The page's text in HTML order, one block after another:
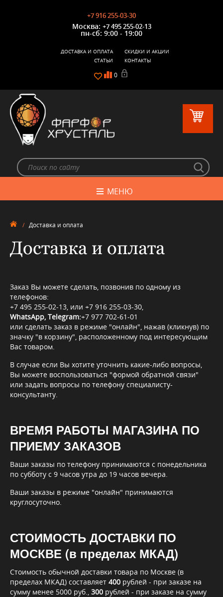
+7 916 255-03-30
Москва: +7 495 255-02-13
пн-сб: 9:00 - 19:00
0
ДОСТАВКА И ОПЛАТА
СКИДКИ И АКЦИИ
СТАТЬИ
КОНТАКТЫ
МЕНЮ
/ Доставка и оплата
Доставка и оплата
Заказ Вы можете сделать, позвонив по одному из
телефонов:
+7 495 255-02-13, или +7 916 255-03-30,
WhatsApp, Telegram:+7 977 702-61-01
или сделать заказ в режиме "онлайн", нажав (кликнув) по
значку "в корзину", расположенному под интересующим
Вас товаром.
В случае если Вы хотите уточнить какие-либо вопросы,
Вы можете воспользоваться "формой обратной связи"
или задать вопросы по телефону специалисту-
консультанту.
ВРЕМЯ РАБОТЫ МАГАЗИНА ПО
ПРИЕМУ ЗАКАЗОВ
Ваши заказы по телефону принимаются с понедельника
по субботу с 9 часов утра до 19 часов вечера.
Ваши заказы в режиме "онлайн" принимаются
круглосуточно.
СТОИМОСТЬ ДОСТАВКИ ПО
МОСКВЕ (в пределах МКАД)
Стоимость обычной доставки товара по Москве (в
пределах МКАД) составляет 400 рублей - при заказе на
сумму менее 5000 руб., 300 рублей - при заказе на сумму